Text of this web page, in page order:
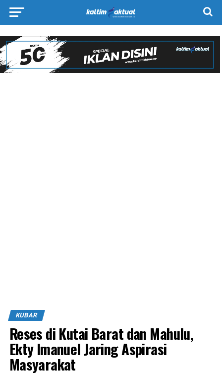
KUBAR
Reses di Kutai Barat dan Mahulu,
Ekty Imanuel Jaring Aspirasi
Masyarakat